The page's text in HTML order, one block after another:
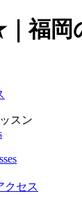
福
クセス